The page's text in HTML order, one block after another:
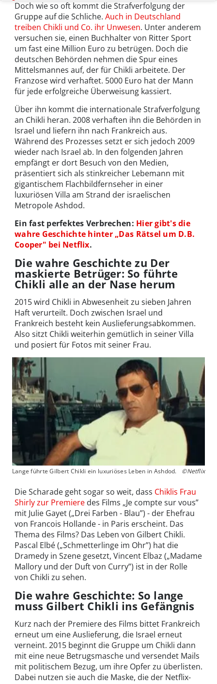
Doch wie so oft kommt die Strafverfolgung der
Gruppe auf die Schliche. Auch in Deutschland
treiben Chikli und Co. ihr Unwesen. Unter anderem
versuchen sie, einen Buchhalter von Ritter Sport
um fast eine Million Euro zu betrügen. Doch die
deutschen Behörden nehmen die Spur eines
Mittelsmannes auf, der für Chikli arbeitete. Der
Franzose wird verhaftet. 5000 Euro hat der Mann
für jede erfolgreiche Überweisung kassiert.
Über ihn kommt die internationale Strafverfolgung
an Chikli heran. 2008 verhaften ihn die Behörden in
Israel und liefern ihn nach Frankreich aus.
Während des Prozesses setzt er sich jedoch 2009
wieder nach Israel ab. In den folgenden Jahren
empfängt er dort Besuch von den Medien,
präsentiert sich als stinkreicher Lebemann mit
gigantischem Flachbildfernseher in einer
luxuriösen Villa am Strand der israelischen
Metropole Ashdod.
Ein fast perfektes Verbrechen: Hier gibt's die
wahre Geschichte hinter „Das Rätsel um D.B.
Cooper" bei Netflix.
Die wahre Geschichte zu Der
maskierte Betrüger: So führte
Chikli alle an der Nase herum
2015 wird Chikli in Abwesenheit zu sieben Jahren
Haft verurteilt. Doch zwischen Israel und
Frankreich besteht kein Auslieferungsabkommen.
Also sitzt Chikli weiterhin gemütlich in seiner Villa
und posiert für Fotos mit seiner Frau.
Lange führte Gilbert Chikli ein luxuriöses Leben in Ashdod. ©Netflix
Die Scharade geht sogar so weit, dass Chiklis Frau
Shirly zur Premiere des Films „Je compte sur vous”
mit Julie Gayet („Drei Farben - Blau”) - der Ehefrau
von Francois Hollande - in Paris erscheint. Das
Thema des Films? Das Leben von Gilbert Chikli.
Pascal Elbé („Schmetterlinge im Ohr”) hat die
Dramedy in Szene gesetzt, Vincent Elbaz („Madame
Mallory und der Duft von Curry”) ist in der Rolle
von Chikli zu sehen.
Die wahre Geschichte: So lange
muss Gilbert Chikli ins Gefängnis
Kurz nach der Premiere des Films bittet Frankreich
erneut um eine Auslieferung, die Israel erneut
verneint. 2015 beginnt die Gruppe um Chikli dann
mit eine neue Betrugsmasche und versendet Mails
mit politischem Bezug, um ihre Opfer zu überlisten.
Dabei nutzen sie auch die Maske, die der Netflix-